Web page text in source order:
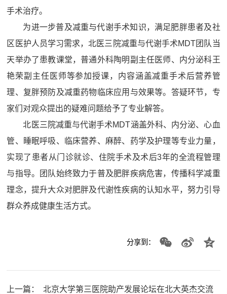
手术治疗。
为进一步普及减重与代谢手术知识，满足肥胖患者及社
区医护人员学习需求，北医三院减重与代谢手术MDT团队当
天举办了患教课堂，普通外科陶明副主任医师、内分泌科王
艳荣副主任医师等参加授课，内容涵盖减重手术后营养管
理、复胖预防及减重药物临床应用与效果等。答疑环节，专
家们对观众提出的疑难问题给予了专业解答。
北医三院减重与代谢手术MDT涵盖外科、内分泌、心血
管、睡眠呼吸、临床营养、麻醉、药学及护理等专业力量，
实现了患者从门诊就诊、住院手术及术后3年的全流程管理
与指导。团队始终致力于普及肥胖疾病危害，传播科学减重
理念，提升大众对肥胖及代谢性疾病的认知水平，努力引导
群众养成健康生活方式。
分享到：
上一篇：
北京大学第三医院助产发展论坛在北大英杰交流